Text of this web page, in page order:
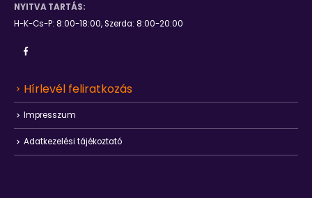
NYITVA TARTÁS:
H-K-Cs-P: 8:00-18:00, Szerda: 8:00-20:00
Hírlevél feliratkozás
Impresszum
Adatkezelési tájékoztató